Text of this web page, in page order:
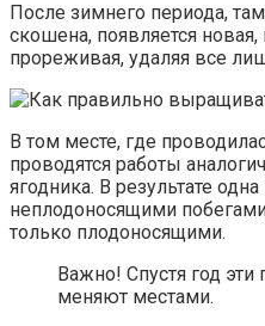
После зимнего периода,
скошена, появляется
прореживая, удаляя все
В том месте, где
проводятся работы
ягодника. В результате
неплодоносящими
только плодоносящими.
Важно! Спустя год эти
меняют местами.